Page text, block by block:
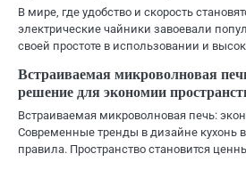
В мире, где удобство и скорость
электрические чайники завоевали
своей простоте в использовании и
Встраиваемая микроволновая
решение для экономии
Встраиваемая микроволновая печь:
Современные тренды в дизайне кухонь
правила. Пространство становится